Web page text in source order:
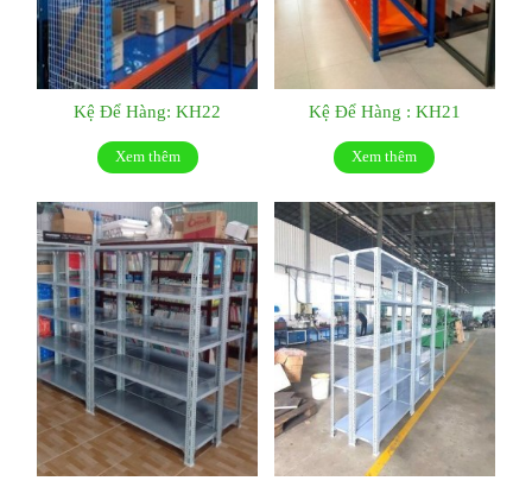
Kệ Để Hàng: KH22
Xem thêm
Kệ Để Hàng : KH21
Xem thêm